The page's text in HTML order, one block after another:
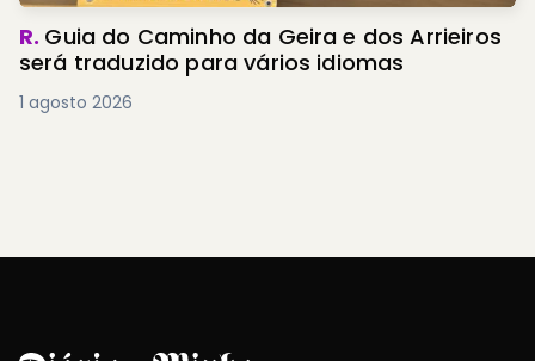
R. Guia do Caminho da Geira e dos Arrieiros
será traduzido para vários idiomas
1 agosto 2026